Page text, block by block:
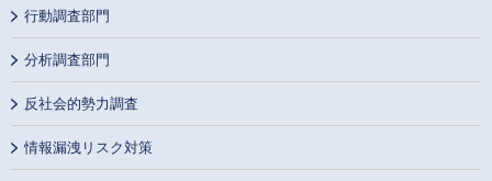
行動調査部門
分析調査部門
反社会的勢力調査
情報漏洩リスク対策